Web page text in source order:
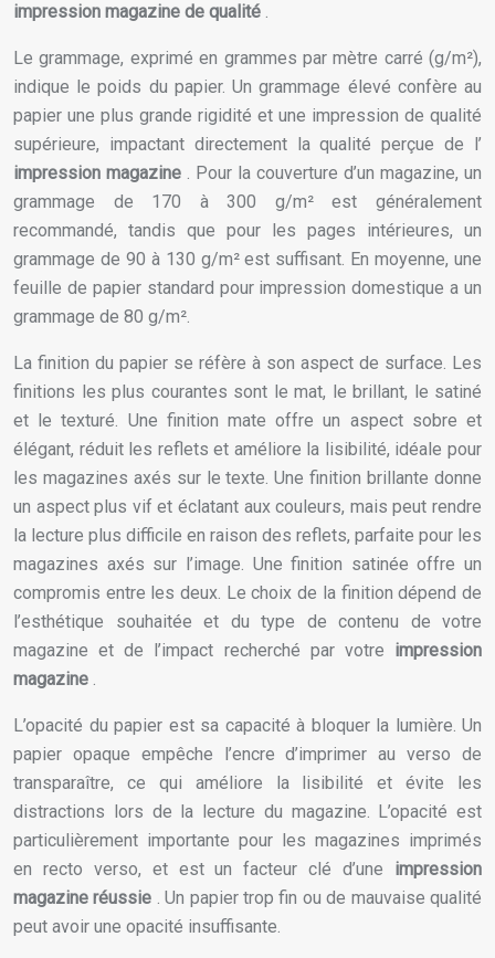
impression magazine de qualité .
Le grammage, exprimé en grammes par mètre carré (g/m²),
indique le poids du papier. Un grammage élevé confère au
papier une plus grande rigidité et une impression de qualité
supérieure, impactant directement la qualité perçue de l’
impression magazine . Pour la couverture d’un magazine, un
grammage de 170 à 300 g/m² est généralement
recommandé, tandis que pour les pages intérieures, un
grammage de 90 à 130 g/m² est suffisant. En moyenne, une
feuille de papier standard pour impression domestique a un
grammage de 80 g/m².
La finition du papier se réfère à son aspect de surface. Les
finitions les plus courantes sont le mat, le brillant, le satiné
et le texturé. Une finition mate offre un aspect sobre et
élégant, réduit les reflets et améliore la lisibilité, idéale pour
les magazines axés sur le texte. Une finition brillante donne
un aspect plus vif et éclatant aux couleurs, mais peut rendre
la lecture plus difficile en raison des reflets, parfaite pour les
magazines axés sur l’image. Une finition satinée offre un
compromis entre les deux. Le choix de la finition dépend de
l’esthétique souhaitée et du type de contenu de votre
magazine et de l’impact recherché par votre impression
magazine .
L’opacité du papier est sa capacité à bloquer la lumière. Un
papier opaque empêche l’encre d’imprimer au verso de
transparaître, ce qui améliore la lisibilité et évite les
distractions lors de la lecture du magazine. L’opacité est
particulièrement importante pour les magazines imprimés
en recto verso, et est un facteur clé d’une impression
magazine réussie . Un papier trop fin ou de mauvaise qualité
peut avoir une opacité insuffisante.